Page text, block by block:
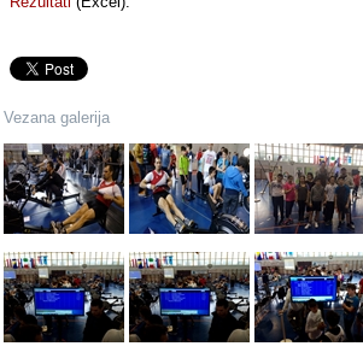
Vezana galerija